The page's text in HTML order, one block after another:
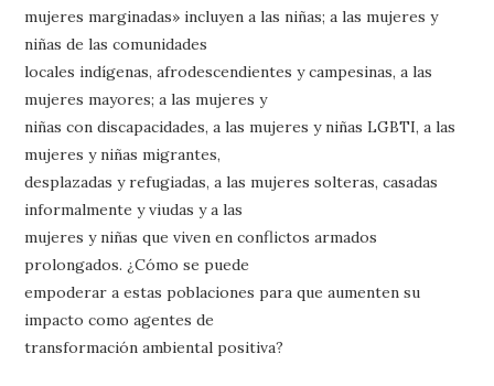
mujeres marginadas» incluyen a las niñas; a las mujeres y
niñas de las comunidades
locales indígenas, afrodescendientes y campesinas, a las
mujeres mayores; a las mujeres y
niñas con discapacidades, a las mujeres y niñas LGBTI, a las
mujeres y niñas migrantes,
desplazadas y refugiadas, a las mujeres solteras, casadas
informalmente y viudas y a las
mujeres y niñas que viven en conflictos armados
prolongados. ¿Cómo se puede
empoderar a estas poblaciones para que aumenten su
impacto como agentes de
transformación ambiental positiva?